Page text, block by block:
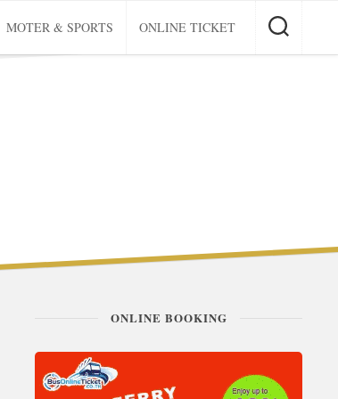
MOTER & SPORTS ONLINE TICKET
ONLINE BOOKING